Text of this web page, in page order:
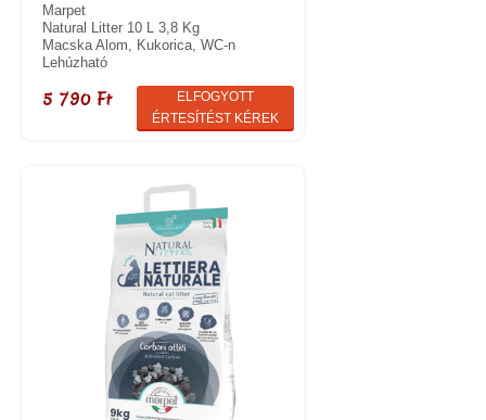
Marpet
Natural Litter 10 L 3,8 Kg
Macska Alom, Kukorica, WC-n
Lehúzható
ELFOGYOTT
ÉRTESÍTÉST KÉREK
5 790 Ft